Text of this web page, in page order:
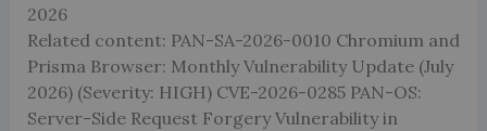
2026
Related content: PAN-SA-2026-0010 Chromium and
Prisma Browser: Monthly Vulnerability Update (July
2026) (Severity: HIGH) CVE-2026-0285 PAN-OS:
Server-Side Request Forgery Vulnerability in